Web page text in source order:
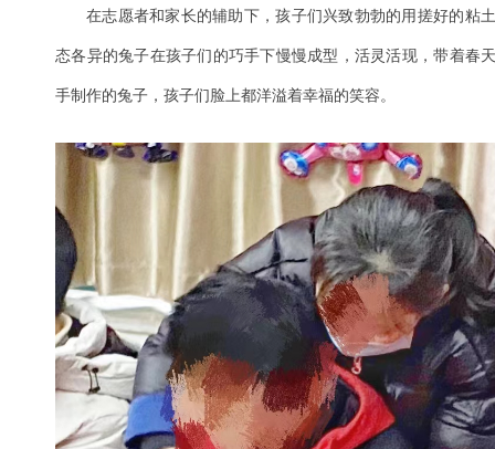
在志愿者和家长的辅助下，孩子们兴致勃勃的用搓好的粘
态各异的兔子在孩子们的巧手下慢慢成型，活灵活现，带着春
手制作的兔子，孩子们脸上都洋溢着幸福的笑容。